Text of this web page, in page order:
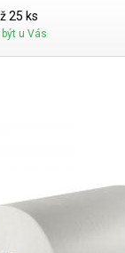
vhodná na
. Textilii
25 ks
u Vás